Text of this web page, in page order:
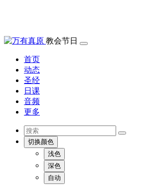
教会节日
首页
动态
圣经
日课
音频
更多
切换颜色
浅色
深色
自动